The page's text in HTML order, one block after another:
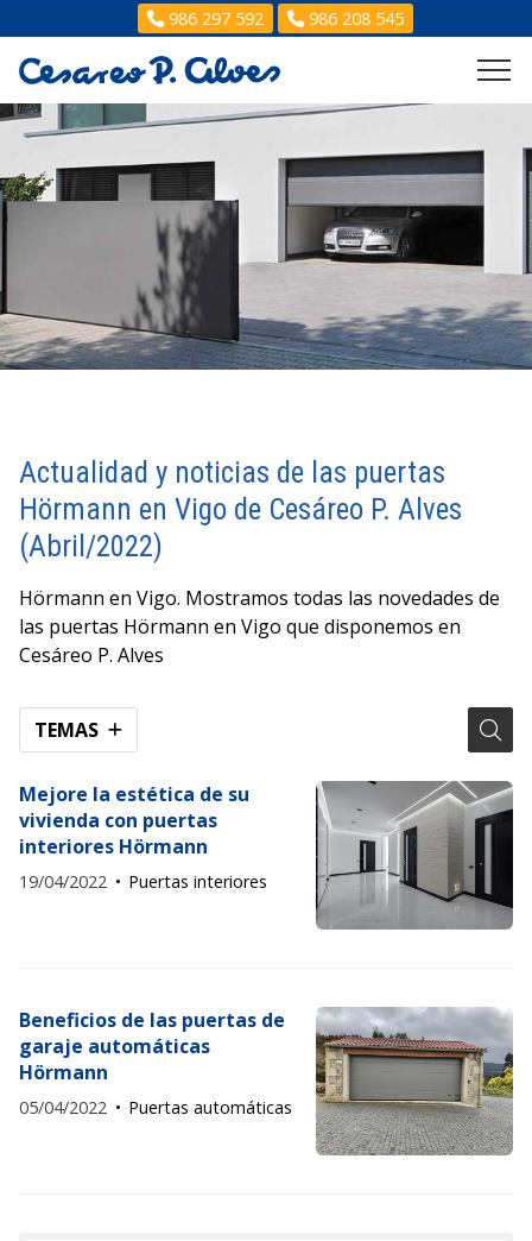
986 297 592 986 208 545
Actualidad y noticias de las puertas
Hörmann en Vigo de Cesáreo P. Alves
(Abril/2022)
Hörmann en Vigo. Mostramos todas las novedades de
las puertas Hörmann en Vigo que disponemos en
Cesáreo P. Alves
TEMAS
Mejore la estética de su
vivienda con puertas
interiores Hörmann
19/04/2022 Puertas interiores
Beneficios de las puertas de
garaje automáticas
Hörmann
05/04/2022 Puertas automáticas